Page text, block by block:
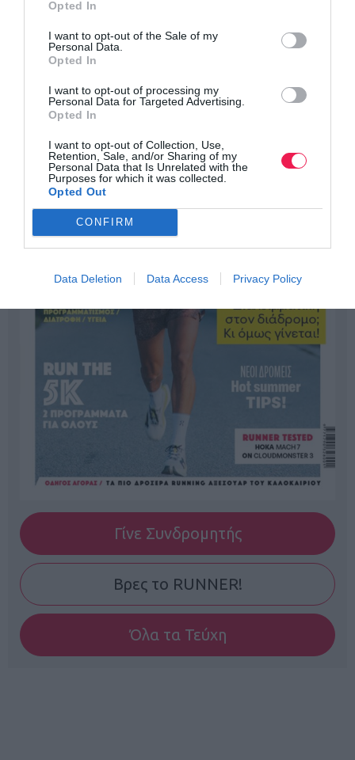
Opted In
I want to opt-out of the Sale of my
Personal Data.
Opted In
I want to opt-out of processing my
Personal Data for Targeted Advertising.
Opted In
I want to opt-out of Collection, Use,
Retention, Sale, and/or Sharing of my
Personal Data that Is Unrelated with the
Purposes for which it was collected.
Opted Out
CONFIRM
Data Deletion Data Access Privacy Policy
Γίνε Συνδρομητής
Βρες το RUNNER!
Όλα τα Τεύχη